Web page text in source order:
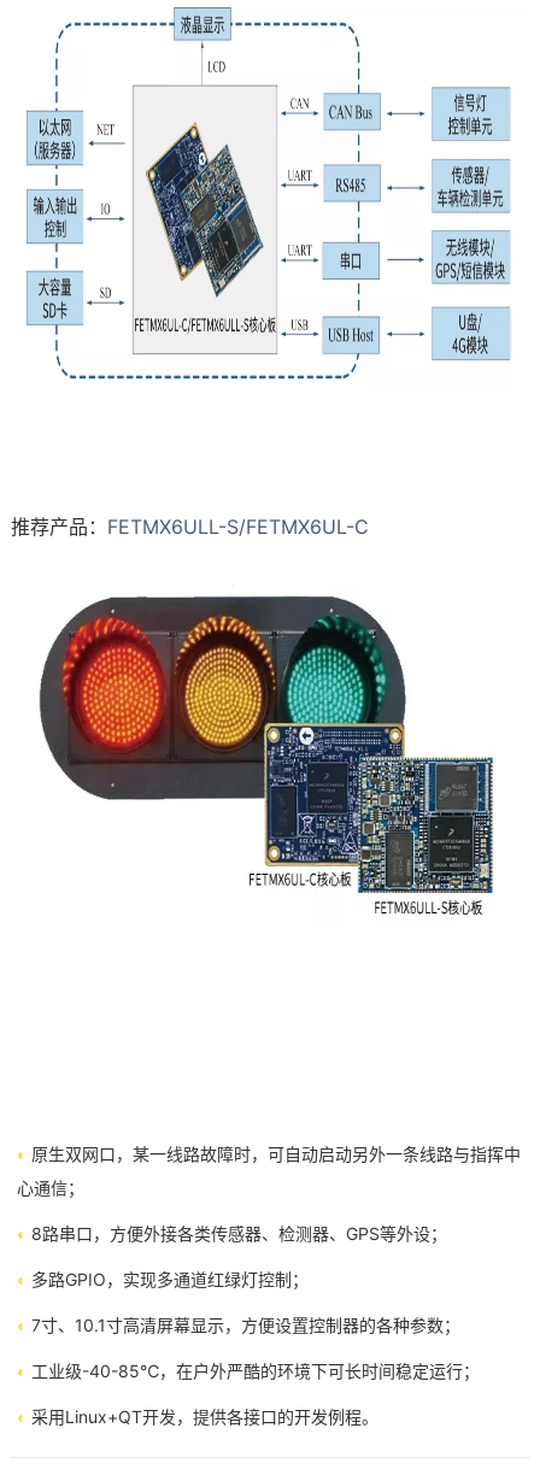
推荐产品： FETMX6ULL-S/FETMX6UL-C
◐ 原生双网口，某一线路故障时，可自动启动另外一条线路与指挥中
心通信；
◐ 8路串口，方便外接各类传感器、检测器、GPS等外设；
◐ 多路GPIO，实现多通道红绿灯控制；
◐ 7寸、10.1寸高清屏幕显示，方便设置控制器的各种参数；
◐ 工业级-40-85℃，在户外严酷的环境下可长时间稳定运行；
◐ 采用Linux+QT开发，提供各接口的开发例程。